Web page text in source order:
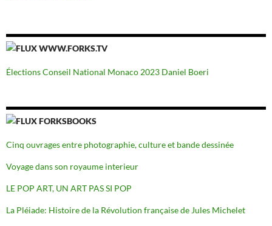
WWW.FORKS.TV
Élections Conseil National Monaco 2023 Daniel Boeri
FORKSBOOKS
Cinq ouvrages entre photographie, culture et bande dessinée
Voyage dans son royaume interieur
LE POP ART, UN ART PAS SI POP
La Pléiade: Histoire de la Révolution française de Jules Michelet